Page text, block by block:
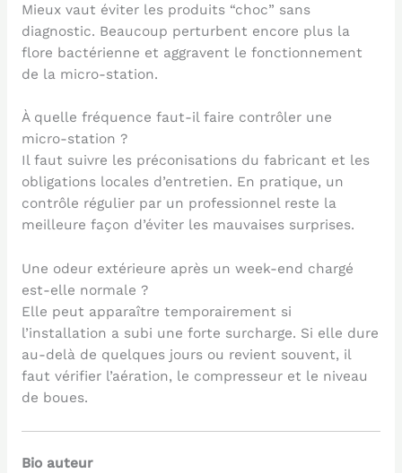
Mieux vaut éviter les produits “choc” sans
diagnostic. Beaucoup perturbent encore plus la
flore bactérienne et aggravent le fonctionnement
de la micro-station.
À quelle fréquence faut-il faire contrôler une
micro-station ?
Il faut suivre les préconisations du fabricant et les
obligations locales d’entretien. En pratique, un
contrôle régulier par un professionnel reste la
meilleure façon d’éviter les mauvaises surprises.
Une odeur extérieure après un week-end chargé
est-elle normale ?
Elle peut apparaître temporairement si
l’installation a subi une forte surcharge. Si elle dure
au-delà de quelques jours ou revient souvent, il
faut vérifier l’aération, le compresseur et le niveau
de boues.
Bio auteur